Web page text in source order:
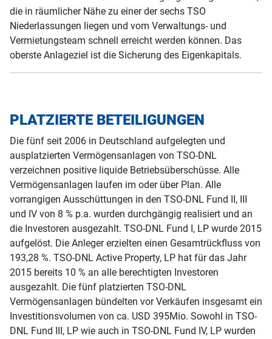
die in räumlicher Nähe zu einer der sechs TSO
Niederlassungen liegen und vom Verwaltungs- und
Vermietungsteam schnell erreicht werden können. Das
oberste Anlageziel ist die Sicherung des Eigenkapitals.
PLATZIERTE BETEILIGUNGEN
Die fünf seit 2006 in Deutschland aufgelegten und
ausplatzierten Vermögensanlagen von TSO-DNL
verzeichnen positive liquide Betriebsüberschüsse. Alle
Vermögensanlagen laufen im oder über Plan. Alle
vorrangigen Ausschüttungen in den TSO-DNL Fund II, III
und IV von 8 % p.a. wurden durchgängig realisiert und an
die Investoren ausgezahlt. TSO-DNL Fund I, LP wurde 2015
aufgelöst. Die Anleger erzielten einen Gesamtrückfluss von
193,28 %. TSO-DNL Active Property, LP hat für das Jahr
2015 bereits 10 % an alle berechtigten Investoren
ausgezahlt. Die fünf platzierten TSO-DNL
Vermögensanlagen bündelten vor Verkäufen insgesamt ein
Investitionsvolumen von ca. USD 395Mio. Sowohl in TSO-
DNL Fund III, LP wie auch in TSO-DNL Fund IV, LP wurden